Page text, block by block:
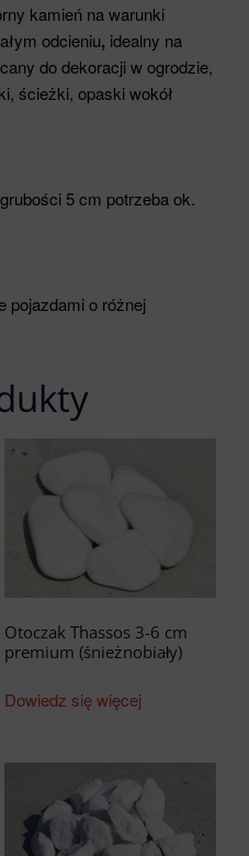
kamień na warunki
odcieniu, idealny na
do dekoracji w ogrodzie,
ścieżki, opaski wokół
5 cm potrzeba ok.
pojazdami o różnej
Otoczak Thassos 3-6 cm
premium (śnieżnobiały)
Dowiedz się więcej